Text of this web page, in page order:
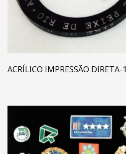
ACRÍLICO IMPRESSÃO DIRETA-1